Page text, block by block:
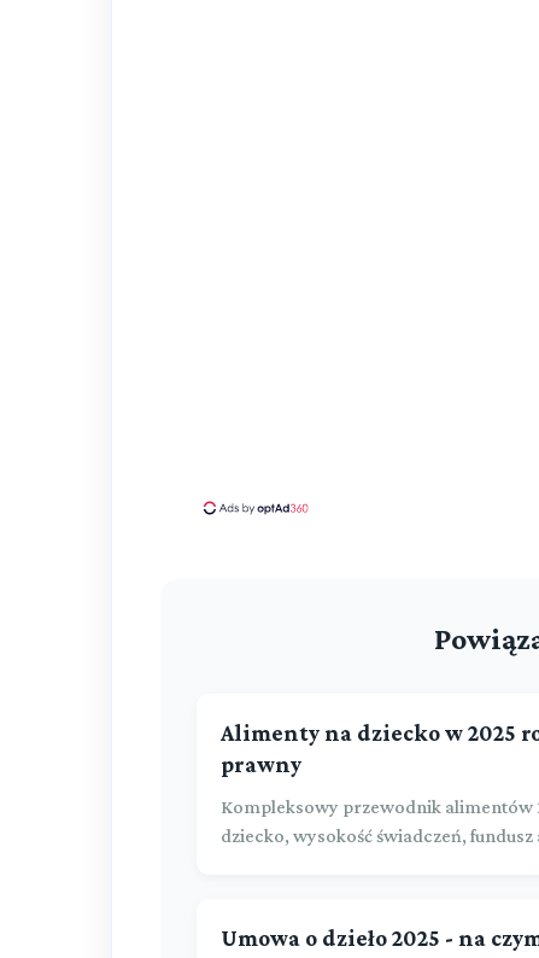
Alimenty na dziecko w 2025
prawny
Kompleksowy przewodnik alimentów
dziecko, wysokość świadczeń,
Umowa o dzieło 2025 - na